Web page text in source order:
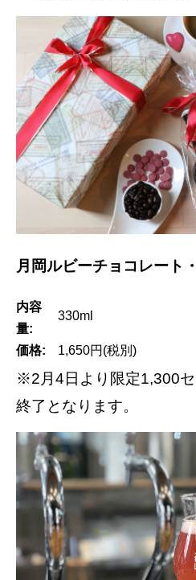
月岡ルビーチョコレート
内容
量:
330ml
価格: 1,650円(税別)
※2月4日より限定1,300
終了となります。